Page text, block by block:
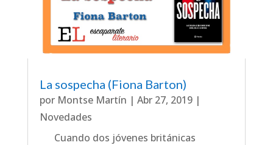
La sospecha (Fiona Barton)
por Montse Martín | Abr 27, 2019|
Novedades
Cuando dos jóvenes británicas